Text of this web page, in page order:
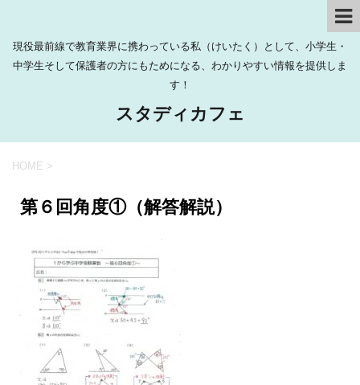
現役最前線で教育業界に携わっている私（けいたく）として、小学生・
中学生そして保護者の方にもためになる、わかりやすい情報を提供しま
す！
スタディカフェ
HOME >
第６回角度①（解答解説）